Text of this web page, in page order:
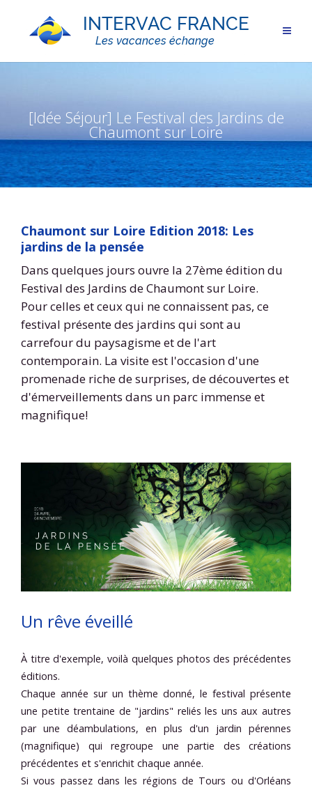
[Idée Séjour] Le Festival des Jardins de
Chaumont sur Loire
Chaumont sur Loire Edition 2018: Les
jardins de la pensée
Dans quelques jours ouvre la 27ème édition du
Festival des Jardins de Chaumont sur Loire.
Pour celles et ceux qui ne connaissent pas, ce
festival présente des jardins qui sont au
carrefour du paysagisme et de l'art
contemporain. La visite est l'occasion d'une
promenade riche de surprises, de découvertes et
d'émerveillements dans un parc immense et
magnifique!
Un rêve éveillé
À titre d'exemple, voilà quelques photos des précédentes
éditions.
Chaque année sur un thème donné, le festival présente
une petite trentaine de "jardins" reliés les uns aux autres
par une déambulations, en plus d'un jardin pérennes
(magnifique) qui regroupe une partie des créations
précédentes et s'enrichit chaque année.
Si vous passez dans les régions de Tours ou d'Orléans